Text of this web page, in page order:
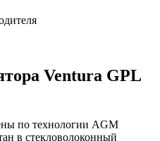
Ventura GPL
по технологии AGM
в стекловолоконный